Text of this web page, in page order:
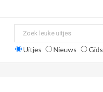
Uitjes Nieuws Gids